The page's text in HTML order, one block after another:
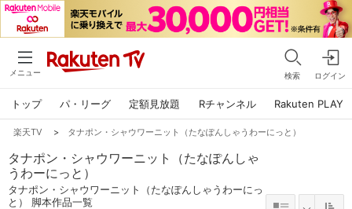
メニュー 検索 ログイン
トップ パ・リーグ 定額見放題 Rチャンネル Rakuten PLAY
楽天TV > タナポン・シャウワーニット（たなぽんしゃうわーにっと）
タナポン・シャウワーニット（たなぽんしゃ
うわーにっと）
タナポン・シャウワーニット（たなぽんしゃうわーにっ
と） 脚本作品一覧